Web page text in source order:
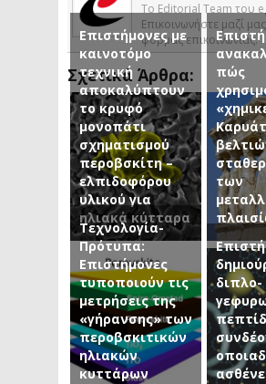
Το Editorial Team του
Επικοινωνήστε μαζί
φόρμας επικοινωνίας.
Σχετικά Άρθρα:
Επιστήμονες με
καινοτόμο
τεχνική
αποκαλύπτουν
το κρυφό
μονοπάτι
σχηματισμού
περοβσκίτη –
ελπιδοφόρου
υλικού για
ηλιακά κύτταρα
πώς
των
Τεχνολογία-
Πρότυπα:
Επιστήμονες
τυποποιούν τις
μετρήσεις της
«γήρανσης» των
περοβσκιτικών
ηλιακών
κυττάρων
διπλο-